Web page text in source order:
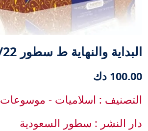
البداية والنهاية ط سطور 1/22
100.00 دك
التصنيف : اسلاميات - موسوعات
دار النشر : سطور السعودية